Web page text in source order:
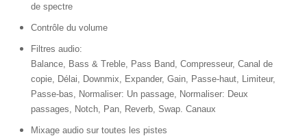
de spectre
Contrôle du volume
Filtres audio:
Balance, Bass & Treble, Pass Band, Compresseur, Canal de
copie, Délai, Downmix, Expander, Gain, Passe-haut, Limiteur,
Passe-bas, Normaliser: Un passage, Normaliser: Deux
passages, Notch, Pan, Reverb, Swap. Canaux
Mixage audio sur toutes les pistes